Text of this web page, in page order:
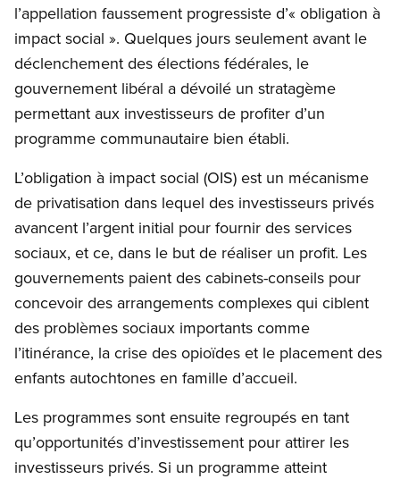
l’appellation faussement progressiste d’« obligation à
impact social ». Quelques jours seulement avant le
déclenchement des élections fédérales, le
gouvernement libéral a dévoilé un stratagème
permettant aux investisseurs de profiter d’un
programme communautaire bien établi.
L’obligation à impact social (OIS) est un mécanisme
de privatisation dans lequel des investisseurs privés
avancent l’argent initial pour fournir des services
sociaux, et ce, dans le but de réaliser un profit. Les
gouvernements paient des cabinets-conseils pour
concevoir des arrangements complexes qui ciblent
des problèmes sociaux importants comme
l’itinérance, la crise des opioïdes et le placement des
enfants autochtones en famille d’accueil.
Les programmes sont ensuite regroupés en tant
qu’opportunités d’investissement pour attirer les
investisseurs privés. Si un programme atteint